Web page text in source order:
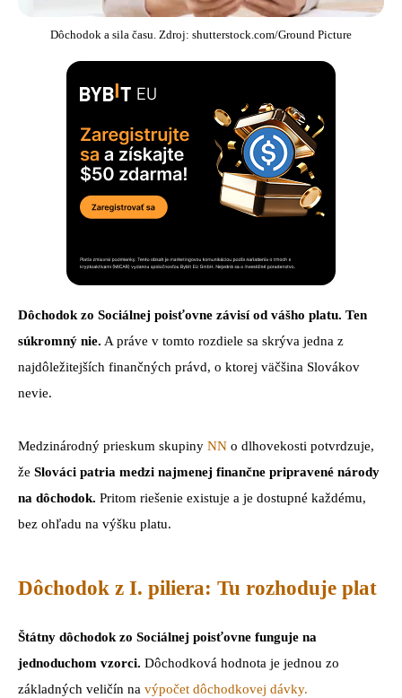
Dôchodok a sila času. Zdroj: shutterstock.com/Ground Picture
Dôchodok zo Sociálnej poisťovne závisí od vášho platu. Ten
súkromný nie. A práve v tomto rozdiele sa skrýva jedna z
najdôležitejších finančných právd, o ktorej väčšina Slovákov
nevie.
Medzinárodný prieskum skupiny NN o dlhovekosti potvrdzuje,
že Slováci patria medzi najmenej finančne pripravené národy
na dôchodok. Pritom riešenie existuje a je dostupné každému,
bez ohľadu na výšku platu.
Dôchodok z I. piliera: Tu rozhoduje plat
Štátny dôchodok zo Sociálnej poisťovne funguje na
jednoduchom vzorci. Dôchodková hodnota je jednou zo
základných veličín na výpočet dôchodkovej dávky.